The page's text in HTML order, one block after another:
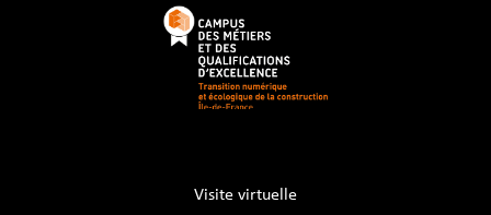
Visite virtuelle